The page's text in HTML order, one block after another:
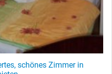
schönes Zimmer in